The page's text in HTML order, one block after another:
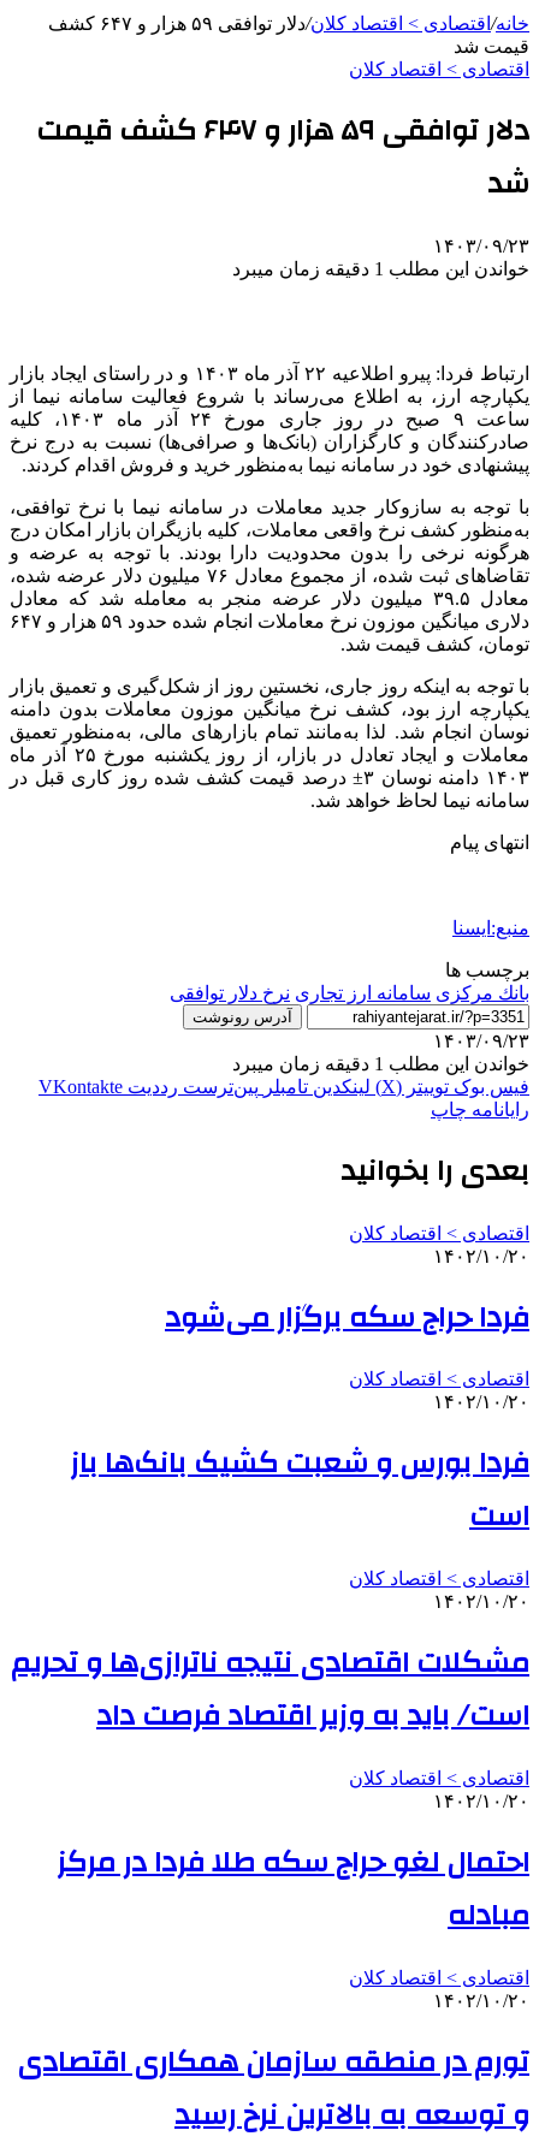
خانه/ اقتصادی > اقتصاد کلان/
دلار توافقی ۵۹ هزار و ۶۴۷ کشف
قیمت شد
اقتصادی > اقتصاد کلان
دلار توافقی ۵۹ هزار و ۶۴۷ کشف قیمت
شد
۱۴۰۳/۰۹/۲۳
خواندن این مطلب 1 دقیقه زمان میبرد
ارتباط فردا: پیرو اطلاعیه ۲۲ آذر ماه ۱۴۰۳ و در راستای ایجاد بازار
یکپارچه ارز، به اطلاع می‌رساند با شروع فعالیت سامانه نیما از
ساعت ۹ صبح در روز جاری مورخ ۲۴ آذر ماه ۱۴۰۳، کلیه
صادرکنندگان و کارگزاران (بانک‌ها و صرافی‌ها) نسبت به درج نرخ
پیشنهادی خود در سامانه نیما به‌منظور خرید و فروش اقدام کردند.
با توجه به سازوکار جدید معاملات در سامانه نیما با نرخ توافقی،
به‌منظور کشف نرخ واقعی معاملات، کلیه بازیگران بازار امکان درج
هرگونه نرخی را بدون محدودیت دارا بودند. با توجه به عرضه و
تقاضاهای ثبت شده، از مجموع معادل ۷۶ میلیون دلار عرضه شده،
معادل ۳۹.۵ میلیون دلار عرضه منجر به معامله شد که معادل
دلاری میانگین موزون نرخ معاملات انجام شده حدود ۵۹ هزار و ۶۴۷
تومان، کشف قیمت شد.
با توجه به اینکه روز جاری، نخستین روز از شکل‌گیری و تعمیق بازار
یکپارچه ارز بود، کشف نرخ میانگین موزون معاملات بدون دامنه
نوسان انجام شد. لذا به‌مانند تمام بازارهای مالی، به‌منظور تعمیق
معاملات و ایجاد تعادل در بازار، از روز یکشنبه مورخ ۲۵ آذر ماه
۱۴۰۳ دامنه نوسان ۳± درصد قیمت کشف شده روز کاری قبل در
سامانه نیما لحاظ خواهد شد.
انتهای پیام
منبع:ایسنا
برچسب ها
بانك مركزی سامانه ارز تجاری نرخ دلار توافقی
آدرس رونوشت
۱۴۰۳/۰۹/۲۳
خواندن این مطلب 1 دقیقه زمان میبرد
فیس بوک توییتر (X) لینکدین ‫تامبلر ‫پین‌ترست ‫رددیت ‫VKontakte
رایانامه چاپ
بعدی را بخوانید
اقتصادی > اقتصاد کلان
۱۴۰۲/۱۰/۲۰
فردا حراج سکه برگزار می‌شود
اقتصادی > اقتصاد کلان
۱۴۰۲/۱۰/۲۰
فردا بورس و شعبت کشیک بانک‌ها باز
است
اقتصادی > اقتصاد کلان
۱۴۰۲/۱۰/۲۰
مشکلات اقتصادی نتیجه ناترازی‌ها و تحریم
است/ باید به وزیر اقتصاد فرصت داد
اقتصادی > اقتصاد کلان
۱۴۰۲/۱۰/۲۰
احتمال لغو حراج سکه طلا فردا در مرکز
مبادله
اقتصادی > اقتصاد کلان
۱۴۰۲/۱۰/۲۰
تورم در منطقه سازمان همکاری اقتصادی
و توسعه به بالاترین نرخ رسید